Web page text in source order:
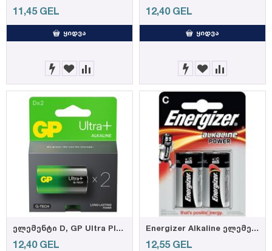
11,45 GEL
ᲧᲘᲓᲕᲐ
12,40 GEL
ᲧᲘᲓᲕᲐ
ელემენტი D, GP Ultra Plus Alkaline, blister, 4 ცალი
12,40 GEL
Energizer Alkaline ელემენტი, C ზომა, 2ც-შეკვრა, LR14 FSB2-633808/638202
12,55 GEL